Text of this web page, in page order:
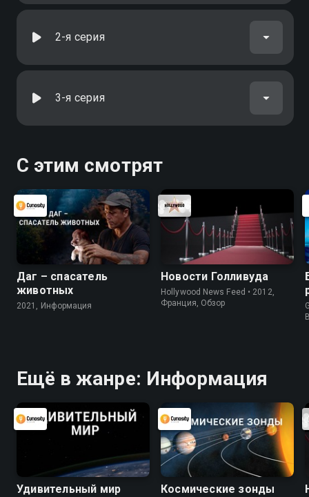
2-я серия
3-я серия
С этим смотрят
Даг – спасатель
животных
2021, Информация
Новости Голливуда
Hollywood News Feed • 2012,
Франция, Обзор
Ещё в жанре: Информация
Удивительный мир Космические зонды